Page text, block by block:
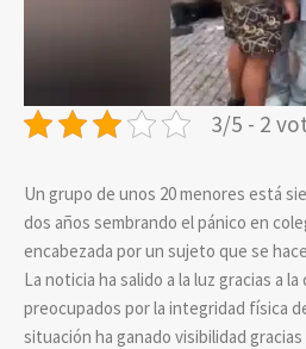
3/5 - 2
Un grupo de unos 20 menores está
dos años sembrando el pánico en
encabezada por un sujeto que se hace
La noticia ha salido a la luz gracias a
preocupados por la integridad física
situación ha ganado visibilidad